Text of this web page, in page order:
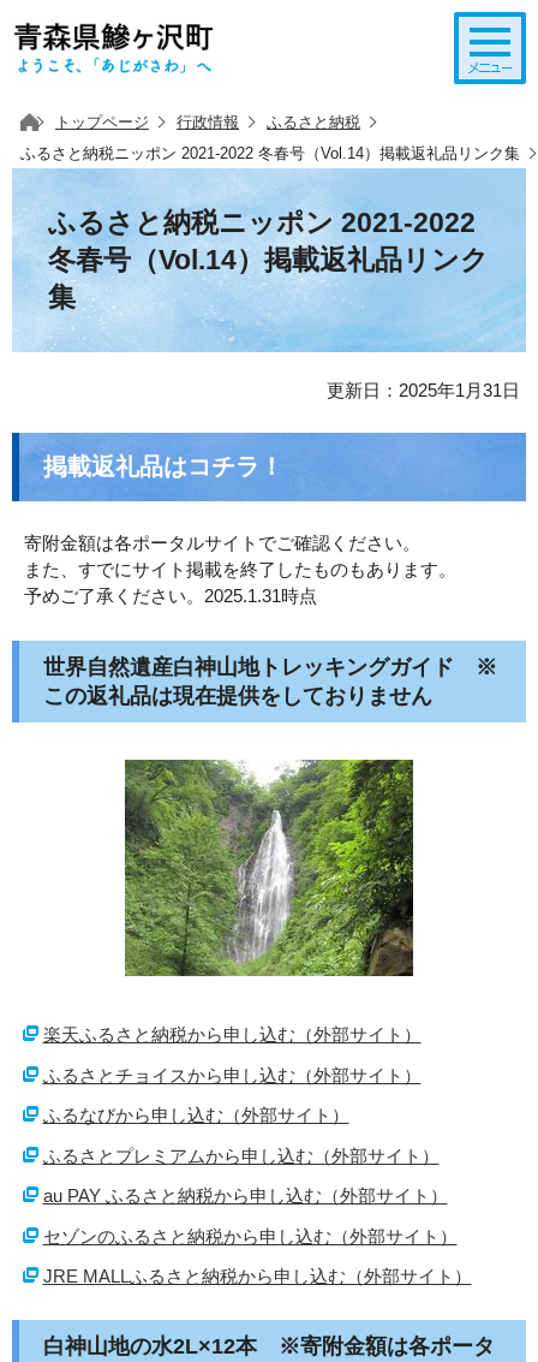
トップページ 行政情報
ふるさと納税
ふるさと納税ニッポン 2021-2022 冬春号（Vol.14）掲載返礼品リンク集
ふるさと納税ニッポン 2021-2022
冬春号（Vol.14）掲載返礼品リンク
集
更新日：2025年1月31日
掲載返礼品はコチラ！
寄附金額は各ポータルサイトでご確認ください。
また、すでにサイト掲載を終了したものもあります。
予めご了承ください。2025.1.31時点
世界自然遺産白神山地トレッキングガイド ※
この返礼品は現在提供をしておりません
楽天ふるさと納税から申し込む（外部サイト）
ふるさとチョイスから申し込む（外部サイト）
ふるなびから申し込む（外部サイト）
ふるさとプレミアムから申し込む（外部サイト）
au PAY ふるさと納税から申し込む（外部サイト）
セゾンのふるさと納税から申し込む（外部サイト）
JRE MALLふるさと納税から申し込む（外部サイト）
白神山地の水2L×12本 ※寄附金額は各ポータ